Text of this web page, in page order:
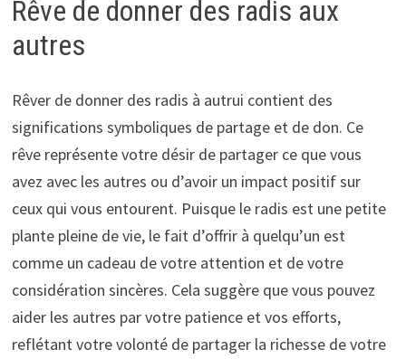
Rêve de donner des radis aux
autres
Rêver de donner des radis à autrui contient des
significations symboliques de partage et de don. Ce
rêve représente votre désir de partager ce que vous
avez avec les autres ou d’avoir un impact positif sur
ceux qui vous entourent. Puisque le radis est une petite
plante pleine de vie, le fait d’offrir à quelqu’un est
comme un cadeau de votre attention et de votre
considération sincères. Cela suggère que vous pouvez
aider les autres par votre patience et vos efforts,
reflétant votre volonté de partager la richesse de votre